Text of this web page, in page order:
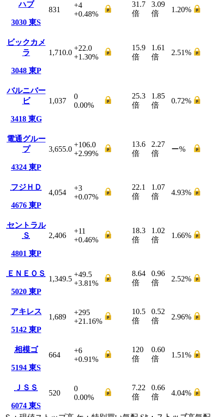
ハブ
3030 東S
831
+4
+0.48%
31.7
倍
3.09
倍
1.20%
ビックカメ
ラ
3048 東P
1,710.0
+22.0
+1.30%
15.9
倍
1.61
倍
2.51%
バルニバー
ビ
3418 東G
1,037
0
0.00%
25.3
倍
1.85
倍
0.72%
電通グルー
プ
4324 東P
3,655.0
+106.0
+2.99%
13.6
倍
2.27
倍
ー%
フジＨＤ
4676 東P
4,054
+3
+0.07%
22.1
倍
1.07
倍
4.93%
セントラル
Ｓ
4801 東P
2,406
+11
+0.46%
18.3
倍
1.02
倍
1.66%
ＥＮＥＯＳ
5020 東P
1,349.5
+49.5
+3.81%
8.64
倍
0.96
倍
2.52%
アキレス
5142 東P
1,689
+295
+21.16%
10.5
倍
0.52
倍
2.96%
相模ゴ
5194 東S
664
+6
+0.91%
120
倍
0.60
倍
1.51%
ＪＳＳ
6074 東S
520
0
0.00%
7.22
倍
0.66
倍
4.04%